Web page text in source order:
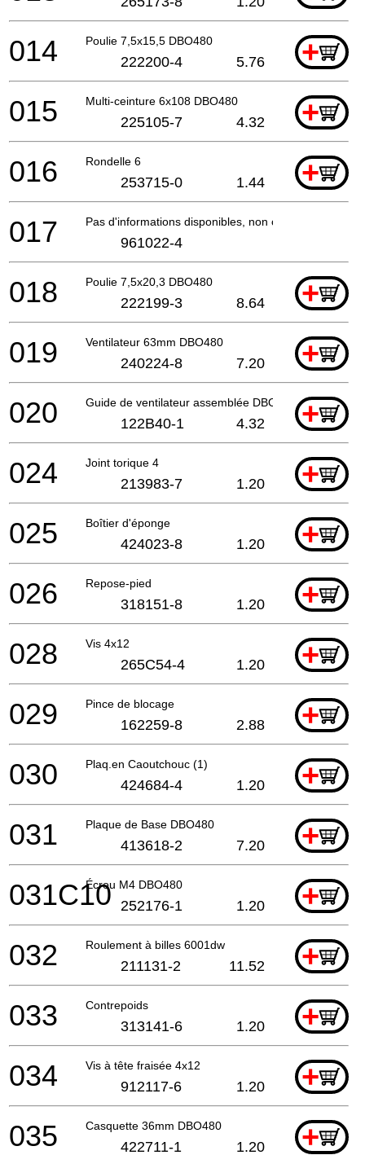
Poulie 7,5x15,5 DBO480 +
014 222200-4 5.76
Multi-ceinture 6x108 DBO480 +
015 225105-7 4.32
Rondelle 6 +
016 253715-0 1.44
Pas d'informations disponibles, non commandable
017 961022-4
Poulie 7,5x20,3 DBO480 +
018 222199-3 8.64
Ventilateur 63mm DBO480 +
019 240224-8 7.20
Guide de ventilateur assemblée DBO480 +
020 122B40-1 4.32
Joint torique 4 +
024 213983-7 1.20
Boîtier d'éponge +
025 424023-8 1.20
Repose-pied +
026 318151-8 1.20
Vis 4x12 +
028 265C54-4 1.20
Pince de blocage +
029 162259-8 2.88
Plaq.en Caoutchouc (1) +
030 424684-4 1.20
Plaque de Base DBO480 +
031 413618-2 7.20
Écrou M4 DBO480 +
031C10 252176-1 1.20
Roulement à billes 6001dw +
032 211131-2 11.52
Contrepoids +
033 313141-6 1.20
Vis à tête fraisée 4x12 +
034 912117-6 1.20
Casquette 36mm DBO480 +
035 422711-1 1.20